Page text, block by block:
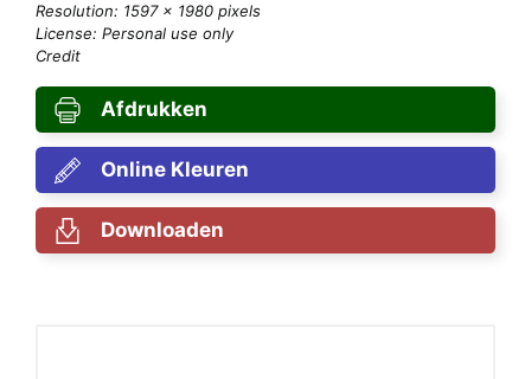
Resolution: 1597 × 1980 pixels
License: Personal use only
Credit
Afdrukken
Online Kleuren
Downloaden